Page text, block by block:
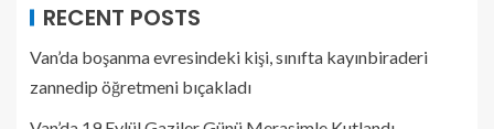
RECENT POSTS
Van’da boşanma evresindeki kişi, sınıfta kayınbiraderi
zannedip öğretmeni bıçakladı